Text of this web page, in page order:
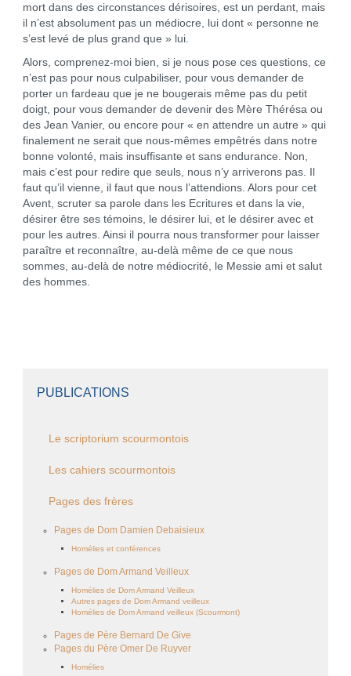
mort dans des circonstances dérisoires, est un perdant, mais
il n’est absolument pas un médiocre, lui dont « personne ne
s’est levé de plus grand que » lui.
Alors, comprenez-moi bien, si je nous pose ces questions, ce
n’est pas pour nous culpabiliser, pour vous demander de
porter un fardeau que je ne bougerais même pas du petit
doigt, pour vous demander de devenir des Mère Thérésa ou
des Jean Vanier, ou encore pour « en attendre un autre » qui
finalement ne serait que nous-mêmes empêtrés dans notre
bonne volonté, mais insuffisante et sans endurance. Non,
mais c’est pour redire que seuls, nous n’y arriverons pas. Il
faut qu’il vienne, il faut que nous l’attendions. Alors pour cet
Avent, scruter sa parole dans les Ecritures et dans la vie,
désirer être ses témoins, le désirer lui, et le désirer avec et
pour les autres. Ainsi il pourra nous transformer pour laisser
paraître et reconnaître, au-delà même de ce que nous
sommes, au-delà de notre médiocrité, le Messie ami et salut
des hommes.
PUBLICATIONS
Le scriptorium scourmontois
Les cahiers scourmontois
Pages des frères
Pages de Dom Damien Debaisieux
Homélies et conférences
Pages de Dom Armand Veilleux
Homélies de Dom Armand Veilleux
Autres pages de Dom Armand veilleux
Homélies de Dom Armand veilleux (Scourmont)
Pages de Père Bernard De Give
Pages du Père Omer De Ruyver
Homélies